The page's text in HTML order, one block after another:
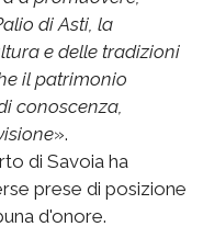
di Asti, la
e delle tradizioni
il patrimonio
conoscenza,
».
di Savoia ha
prese di posizione
d'onore.